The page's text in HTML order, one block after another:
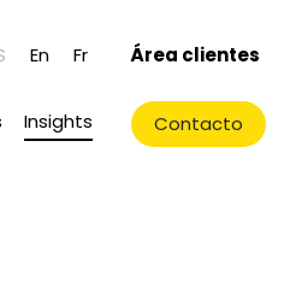
En Fr Área clientes
Insights Contacto